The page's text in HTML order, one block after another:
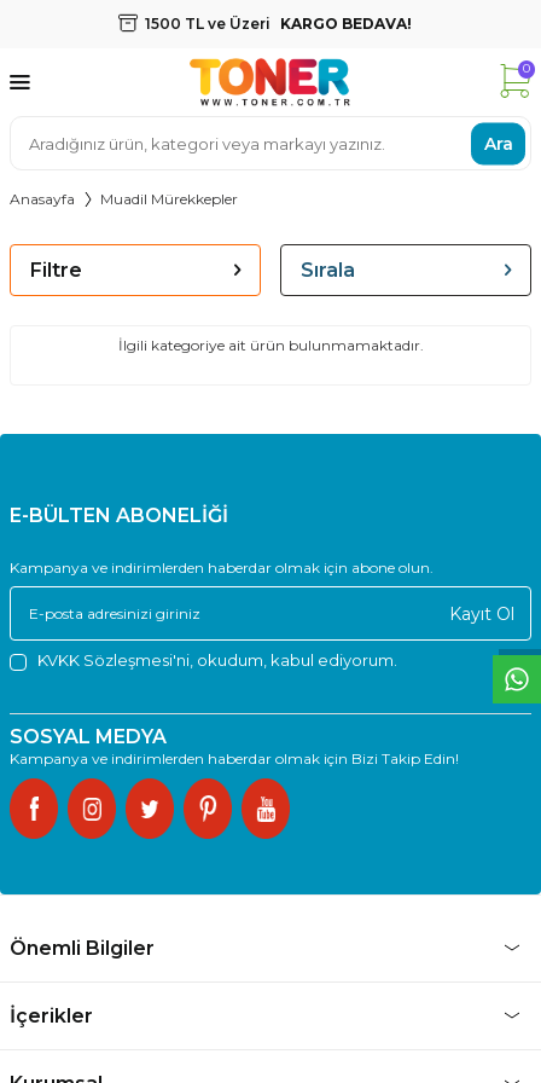
T
O
E
R
.
O
M.
T
R
i
l
i
l
t
i
m
g
i
ğ
i
i
ç
t
e
ş
k
k
ü
e
r
S
i
z
n
y
r
d
m
c
o
l
a
b
l
i
r
i
1500 TL ve Üzeri KARGO BEDAVA!
Ara
0
Anasayfa Muadil Mürekkepler
Filtre Sırala
İlgili kategoriye ait ürün bulunmamaktadır.
E-BÜLTEN ABONELİĞİ
Kampanya ve indirimlerden haberdar olmak için abone olun.
Kayıt Ol
KVKK Sözleşmesi'ni , okudum, kabul ediyorum.
SOSYAL MEDYA
Kampanya ve indirimlerden haberdar olmak için Bizi Takip Edin!
Önemli Bilgiler
İçerikler